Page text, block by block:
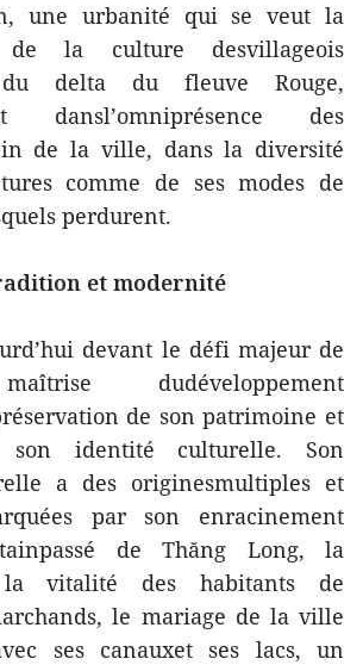
une urbanité qui se veut la
de la culture desvillageois
du delta du fleuve Rouge,
dansl’omniprésence des
de la ville, dans la diversité
comme de ses modes de
perdurent.
et modernité
devant le défi majeur de
dudéveloppement
de son patrimoine et
son identité culturelle. Son
a des originesmultiples et
par son enracinement
de Thăng Long, la
vitalité des habitants de
le mariage de la ville
ses canauxet ses lacs, un